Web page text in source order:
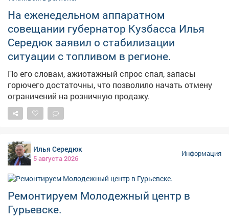
На еженедельном аппаратном
совещании губернатор Кузбасса Илья
Середюк заявил о стабилизации
ситуации с топливом в регионе.
По его словам, ажиотажный спрос спал, запасы
горючего достаточны, что позволило начать отмену
ограничений на розничную продажу.
Илья Середюк
5 августа 2026
Информация
Ремонтируем Молодежный центр в
Гурьевске.